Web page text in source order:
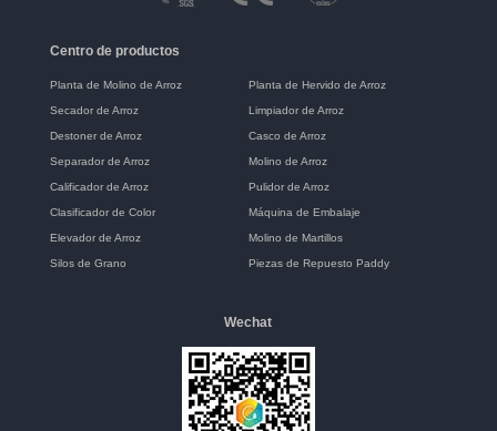
Centro de productos
Planta de Molino de Arroz Planta de Hervido de Arroz
Secador de Arroz Limpiador de Arroz
Destoner de Arroz Casco de Arroz
Separador de Arroz Molino de Arroz
Calificador de Arroz Pulidor de Arroz
Clasificador de Color Máquina de Embalaje
Elevador de Arroz Molino de Martillos
Silos de Grano Piezas de Repuesto Paddy
Wechat